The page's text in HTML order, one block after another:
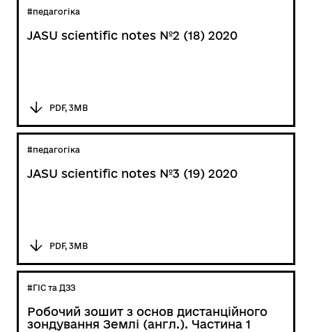
#педагогіка
JASU scientific notes №2 (18) 2020
PDF, 3MB
#педагогіка
JASU scientific notes №3 (19) 2020
PDF, 3MB
#ГІС та ДЗЗ
Робочий зошит з основ дистанційного
зондування Землі (англ.). Частина 1